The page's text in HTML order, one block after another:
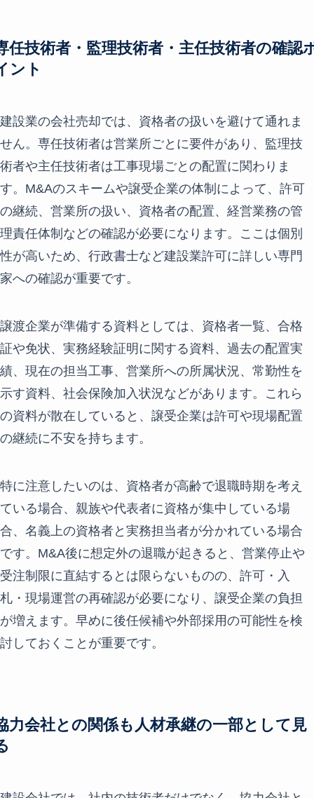
任技術者・監理技術者・主任技術者の確認
ント
建設業の会社売却では、資格者の扱いを避けて通れま
せん。専任技術者は営業所ごとに要件があり、監理技
術者や主任技術者は工事現場ごとの配置に関わりま
す。M&Aのスキームや譲受企業の体制によって、許可
の継続、営業所の扱い、資格者の配置、経営業務の管
理責任体制などの確認が必要になります。ここは個別
性が高いため、行政書士など建設業許可に詳しい専門
家への確認が重要です。
譲渡企業が準備する資料としては、資格者一覧、合格
証や免状、実務経験証明に関する資料、過去の配置実
績、現在の担当工事、営業所への所属状況、常勤性を
示す資料、社会保険加入状況などがあります。これら
の資料が散在していると、譲受企業は許可や現場配置
の継続に不安を持ちます。
特に注意したいのは、資格者が高齢で退職時期を考え
ている場合、親族や代表者に資格が集中している場
合、名義上の資格者と実務担当者が分かれている場合
です。M&A後に想定外の退職が起きると、営業停止や
受注制限に直結するとは限らないものの、許可・入
札・現場運営の再確認が必要になり、譲受企業の負担
が増えます。早めに後任候補や外部採用の可能性を検
討しておくことが重要です。
力会社との関係も人材承継の一部として見